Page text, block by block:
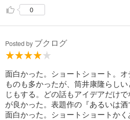
0
Posted by ブクログ
面白かった。ショートショート。
ものも多かったが、筒井康隆らし
じもする。どの話もアイデアだけ
が良かった。表題作の『あるいは
面白かった。ショートショートかく